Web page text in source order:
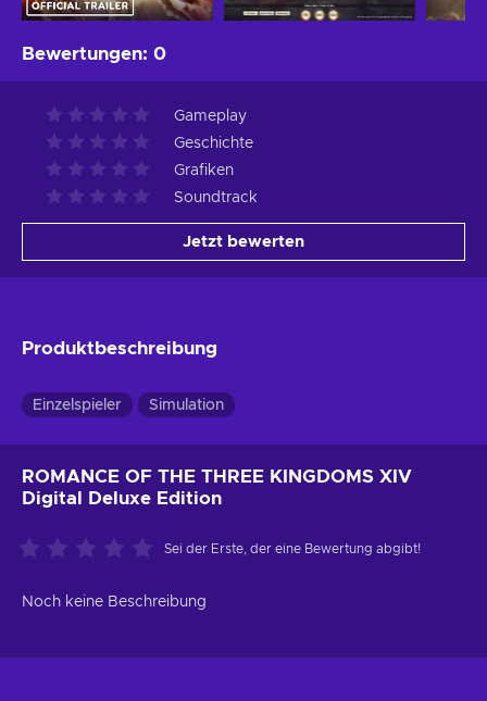
Bewertungen: 0
Gameplay
Geschichte
Grafiken
Soundtrack
Jetzt bewerten
Produktbeschreibung
Einzelspieler Simulation
ROMANCE OF THE THREE KINGDOMS XIV
Digital Deluxe Edition
Sei der Erste, der eine Bewertung abgibt!
Noch keine Beschreibung